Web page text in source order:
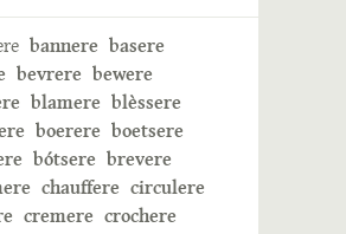
bannere basere
bevrere bewere
blamere blèssere
boerere boetsere
bótsere brevere
chauffere circulere
cremere crochere